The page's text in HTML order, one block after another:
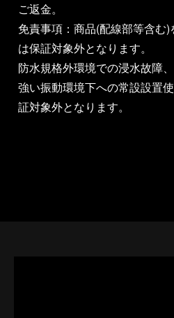
ご返金。
免責事項：商品(配線部等含む
は保証対象外となります。
防水規格外環境での浸水故障
強い振動環境下への常設設置
証対象外となります。